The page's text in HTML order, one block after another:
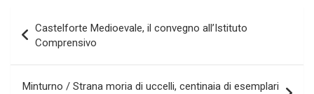
articoli
Castelforte Medioevale, il convegno all’Istituto
Comprensivo
Minturno / Strana moria di uccelli, centinaia di esemplari